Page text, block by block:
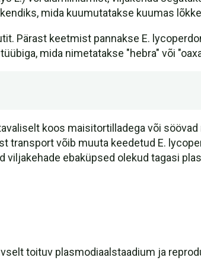
mida kuumutatakse kuumas
Pärast keetmist pannakse E.
mida nimetatakse "hebra" või
koos maisitortilladega või
transport võib muuta keedetud E.
viljakehade ebaküpsed olekud tagasi
toituv plasmodiaalstaadium ja